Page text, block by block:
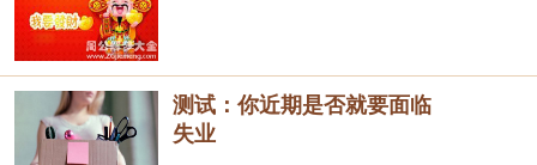
测试：你近期是否就要面临
失业